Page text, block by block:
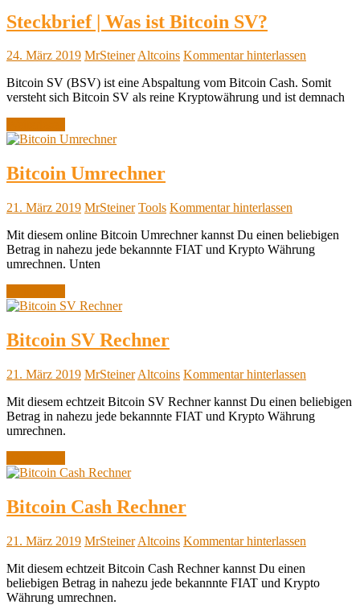
Steckbrief | Was ist Bitcoin SV?
24. März 2019 MrSteinerAltcoins Kommentar hinterlassen
Bitcoin SV (BSV) ist eine Abspaltung vom Bitcoin Cash. Somit
versteht sich Bitcoin SV als reine Kryptowährung und ist demnach
Bitcoin Umrechner
21. März 2019 MrSteiner Tools Kommentar hinterlassen
Mit diesem online Bitcoin Umrechner kannst Du einen beliebigen
Betrag in nahezu jede bekannnte FIAT und Krypto Währung
umrechnen. Unten
Bitcoin SV Rechner
21. März 2019 MrSteiner Altcoins Kommentar hinterlassen
Mit diesem echtzeit Bitcoin SV Rechner kannst Du einen beliebigen
Betrag in nahezu jede bekannnte FIAT und Krypto Währung
umrechnen.
Bitcoin Cash Rechner
21. März 2019 MrSteiner Altcoins Kommentar hinterlassen
Mit diesem echtzeit Bitcoin Cash Rechner kannst Du einen
beliebigen Betrag in nahezu jede bekannnte FIAT und Krypto
Währung umrechnen.